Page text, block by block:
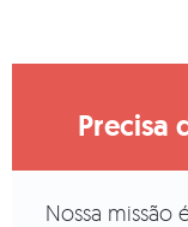
Precisa
Nossa missão